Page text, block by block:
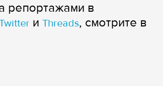
репортажами в
и Threads, смотрите в